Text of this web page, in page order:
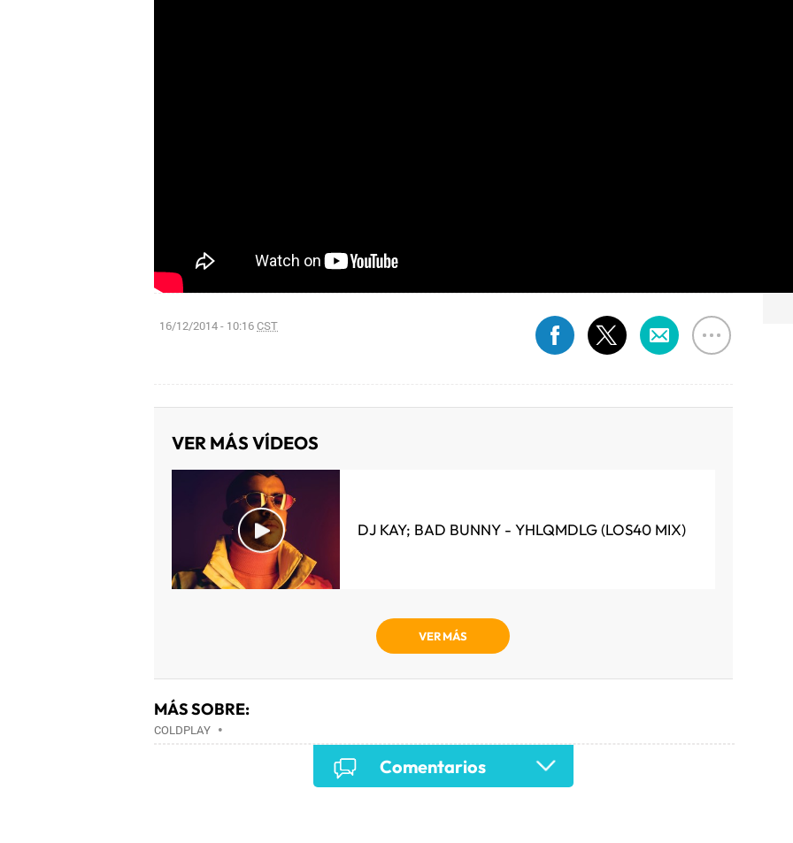
16/12/2014 - 10:16CST
VER MÁS VÍDEOS
DJ KAY; BAD BUNNY - YHLQMDLG (LOS40 MIX)
VER MÁS
MÁS SOBRE:
COLDPLAY•
Comentarios